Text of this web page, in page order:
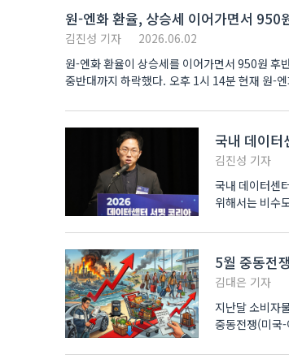
원-엔화 환율, 상승세 이어가면서
김진성 기자
2026.06.02
원-엔화 환율이 상승세를 이어가면서 950원 후
중반대까지 하락했다. 오후 1시 14분 현재 원-
국내 데이터
김진성 기자
국내 데이터센
위해서는 비수
5월 중동전
김대은 기자
지난달 소비자
중동전쟁(미국-